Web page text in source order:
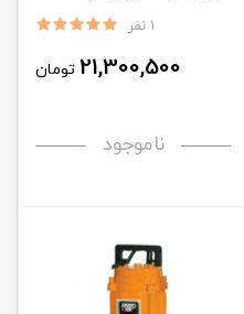
بدون فلوتر (مدل TMR 50/4)
1 نفر
21,300,500 تومان
ناموجود